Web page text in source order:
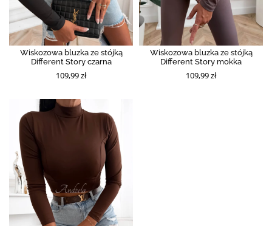
Wiskozowa bluzka ze stójką
Different Story czarna
109,99 zł
Wiskozowa bluzka ze stójką
Different Story mokka
109,99 zł